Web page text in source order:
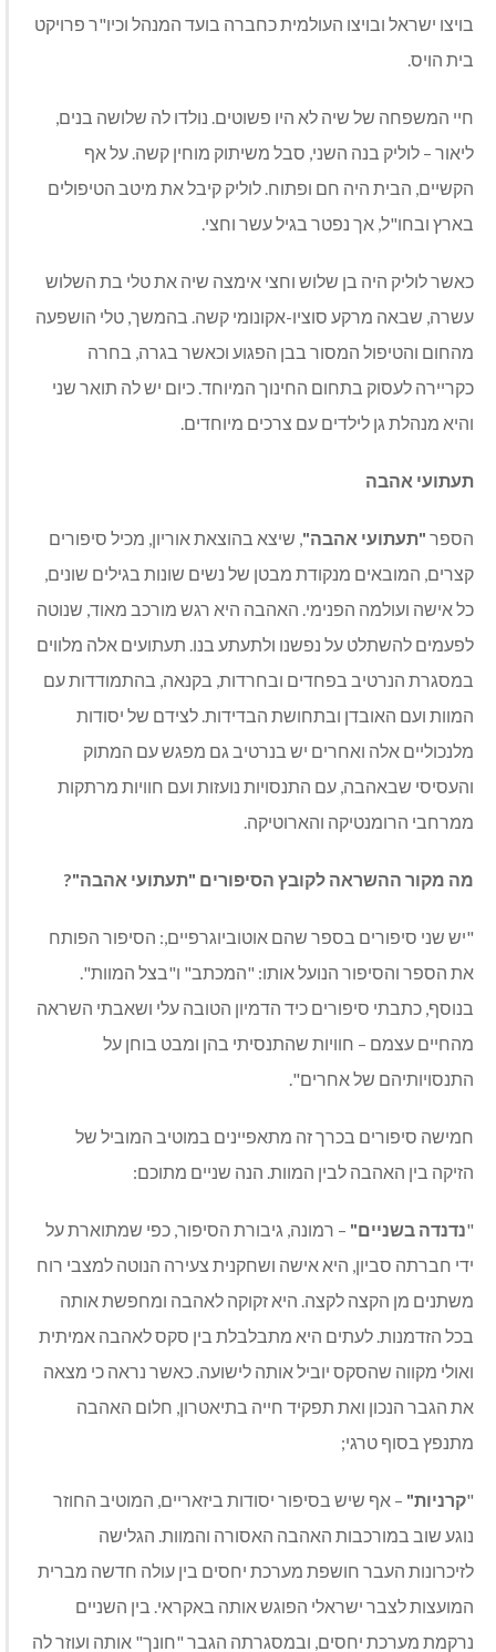
בויצו ישראל ובויצו העולמית כחברה בועד המנהל וכיו"ר פרויקט
בית הויס.
חיי המשפחה של שיה לא היו פשוטים. נולדו לה שלושה בנים,
ליאור – לוליק בנה השני, סבל משיתוק מוחין קשה. על אף
הקשיים, הבית היה חם ופתוח. לוליק קיבל את מיטב הטיפולים
בארץ ובחו"ל, אך נפטר בגיל עשר וחצי.
כאשר לוליק היה בן שלוש וחצי אימצה שיה את טלי בת השלוש
עשרה, שבאה מרקע סוציו-אקונומי קשה. בהמשך, טלי הושפעה
מהחום והטיפול המסור בבן הפגוע וכאשר בגרה, בחרה
כקריירה לעסוק בתחום החינוך המיוחד. כיום יש לה תואר שני
והיא מנהלת גן לילדים עם צרכים מיוחדים.
תעתועי אהבה
הספר "תעתועי אהבה", שיצא בהוצאת אוריון, מכיל סיפורים
קצרים, המובאים מנקודת מבטן של נשים שונות בגילים שונים,
כל אישה ועולמה הפנימי. האהבה היא רגש מורכב מאוד, שנוטה
לפעמים להשתלט על נפשנו ולתעתע בנו. תעתועים אלה מלווים
במסגרת הנרטיב בפחדים ובחרדות, בקנאה, בהתמודדות עם
המוות ועם האובדן ובתחושת הבדידות. לצידם של יסודות
מלנכוליים אלה ואחרים יש בנרטיב גם מפגש עם המתוק
והעסיסי שבאהבה, עם התנסויות נועזות ועם חוויות מרתקות
ממרחבי הרומנטיקה והארוטיקה.
מה מקור ההשראה לקובץ הסיפורים "תעתועי אהבה"?
"יש שני סיפורים בספר שהם אוטוביוגרפיים,: הסיפור הפותח
את הספר והסיפור הנועל אותו: "המכתב" ו"בצל המוות".
בנוסף, כתבתי סיפורים כיד הדמיון הטובה עלי ושאבתי השראה
מהחיים עצמם – חוויות שהתנסיתי בהן ומבט בוחן על
התנסויותיהם של אחרים".
חמישה סיפורים בכרך זה מתאפיינים במוטיב המוביל של
הזיקה בין האהבה לבין המוות. הנה שניים מתוכם:
"נדנדה בשניים" – רמונה, גיבורת הסיפור, כפי שמתוארת על
ידי חברתה סביון, היא אישה ושחקנית צעירה הנוטה למצבי רוח
משתנים מן הקצה לקצה. היא זקוקה לאהבה ומחפשת אותה
בכל הזדמנות. לעתים היא מתבלבלת בין סקס לאהבה אמיתית
ואולי מקווה שהסקס יוביל אותה לישועה. כאשר נראה כי מצאה
את הגבר הנכון ואת תפקיד חייה בתיאטרון, חלום האהבה
מתנפץ בסוף טרגי;
"קרניות" – אף שיש בסיפור יסודות ביזאריים, המוטיב החוזר
נוגע שוב במורכבות האהבה האסורה והמוות. הגלישה
לזיכרונות העבר חושפת מערכת יחסים בין עולה חדשה מברית
המועצות לצבר ישראלי הפוגש אותה באקראי. בין השניים
נרקמת מערכת יחסים, ובמסגרתה הגבר "חונך" אותה ועוזר לה